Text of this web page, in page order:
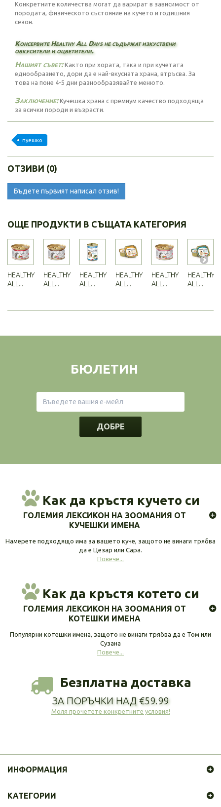
Конкретните количества могат да варират в зависимост от
породата, физическото състояние на кучето и годишния
сезон.
Консервите Healthy All Days не съдържат изкуствени
овкусители и оцветители.
Нашият съвет:Както при хората, така и при кучетата
еднообразието, дори да е най-вкусната храна, втръсва. За
това на поне 4-5 дни разнообразявайте менюто.
Заключение:Кучешка храна с премиум качество подходяща
за всички породи и възрасти.
пуешко
ОТЗИВИ (0)
Бъдете първият написал отзив!
ОЩЕ ПРОДУКТИ В СЪЩАТА КАТЕГОРИЯ
HEALTHY
ALL...
HEALTHY
ALL...
HEALTHY
ALL...
HEALTHY
ALL...
HEALTHY
ALL...
HEALTHY
ALL...
БЮЛЕТИН
ДОБРЕ
Как да кръстя кучето си
ГОЛЕМИЯ ЛЕКСИКОН НА ЗООМАНИЯ ОТ
КУЧЕШКИ ИМЕНА
Намерете подходящо има за вашето куче, защото не винаги трябва
да е Цезар или Сара.
Повече...
Как да кръстя котето си
ГОЛЕМИЯ ЛЕКСИКОН НА ЗООМАНИЯ ОТ
КОТЕШКИ ИМЕНА
Популярни котешки имена, защото не винаги трябва да е Том или
Сузана
Повече...
Безплатна доставка
ЗА ПОРЪЧКИ НАД €59.99
Моля прочетете конкретните условия!
ИНФОРМАЦИЯ
КАТЕГОРИИ